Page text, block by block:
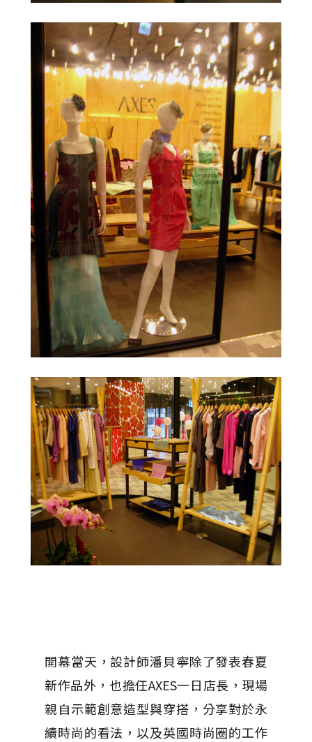
開幕當天，設計師潘貝寧除了發表春夏
新作品外，也擔任AXES一日店長，現場
親自示範創意造型與穿搭，分享對於永
續時尚的看法，以及英國時尚圈的工作